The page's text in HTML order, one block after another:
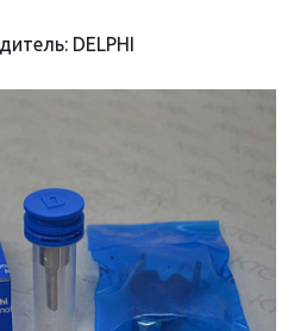
DELPHI